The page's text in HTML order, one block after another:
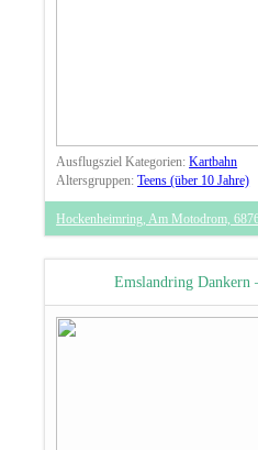
Ausflugsziel Kategorien:Kartbahn
Altersgruppen:Teens (über 10 Jahre)
Hockenheimring, Am Motodrom,
Emslandring Dankern